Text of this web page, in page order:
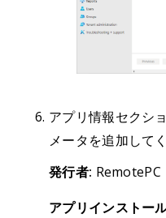
アプリ情報セクシ
メータを追加して
発行者: RemotePC
アプリインストー